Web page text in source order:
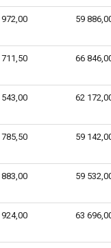
972,00 59
711,50 66
543,00 62
785,50 59
883,00 59
924,00 63